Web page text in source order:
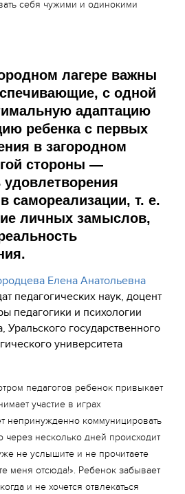
себя чужими и одинокими
лагере важны
с одной
адаптацию
ребенка с первых
в загородном
стороны —
самореализации, т. е.
личных замыслов,
Елена Анатольевна
педагогических наук, доцент
педагогики и психологии
Уральского государственного
университета
педагогов ребенок привыкает
участие в играх
непринужденно коммуницировать
несколько дней происходит
не услышите и не прочитаете
меня отсюда!». Ребенок забывает
и не хочется отвлекаться